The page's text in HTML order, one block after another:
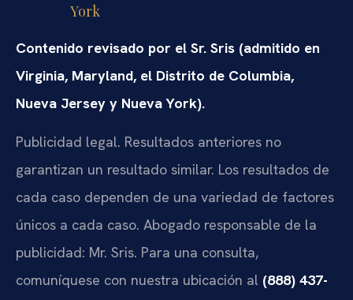
York
Contenido revisado por el Sr. Sris (admitido en
Virginia, Maryland, el Distrito de Columbia,
Nueva Jersey y Nueva York).
Publicidad legal. Resultados anteriores no
garantizan un resultado similar. Los resultados de
cada caso dependen de una variedad de factores
únicos a cada caso. Abogado responsable de la
publicidad: Mr. Sris. Para una consulta,
comuníquese con nuestra ubicación al (888) 437-